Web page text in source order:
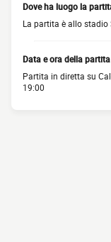
Dove ha luogo la
La partita è allo stadio
Data e ora della
Partita in diretta su
19:00